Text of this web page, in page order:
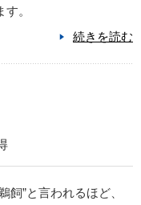
。
続きを読む
飼”と言われるほど、